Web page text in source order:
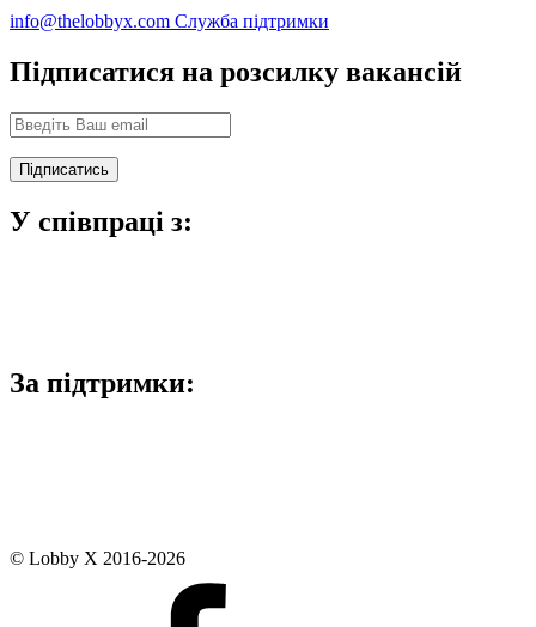
info@thelobbyx.com Служба підтримки
Підписатися на розсилку вакансій
У співпраці з:
За підтримки:
© Lobby X 2016-2026